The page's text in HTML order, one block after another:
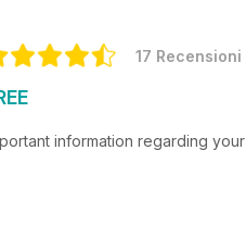
17 Recensioni
information regarding